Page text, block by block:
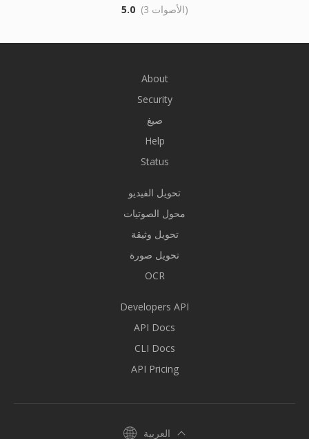
5.0 (3 الأصوات)
About
Security
صيغ
Help
Status
تحويل الفيديو
محول الصوتيات
تحويل وثيقة
تحويل صورة
OCR
Developers API
API Docs
CLI Docs
API Pricing
العربية